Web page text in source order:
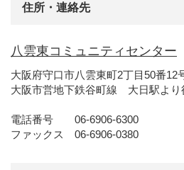
住所・連絡先
八雲東コミュニティセンター
大阪府守口市八雲東町2丁目50番12
大阪市営地下鉄谷町線 大日駅より
電話番号 06-6906-6300
ファックス 06-6906-0380